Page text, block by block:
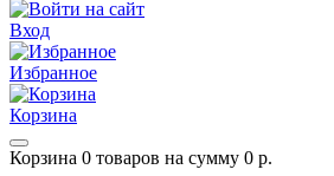
Вход
Избранное
Корзина
Корзина 0 товаров на сумму 0 р.